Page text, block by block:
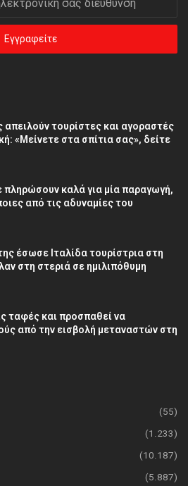
απειλούν τουρίστες και αγοραστές
«Μείνετε στα σπίτια σας», δείτε
πληρώσουν καλά για μία παραγωγή,
από τις αδυναμίες του
έσωσε Ιταλίδα τουρίστρια στη
στη στεριά σε ημιλιπόθυμη
ταφές και προσπαθεί να
από την εισβολή μεταναστών στη
(55)
(1.233)
(10.187)
(5.887)